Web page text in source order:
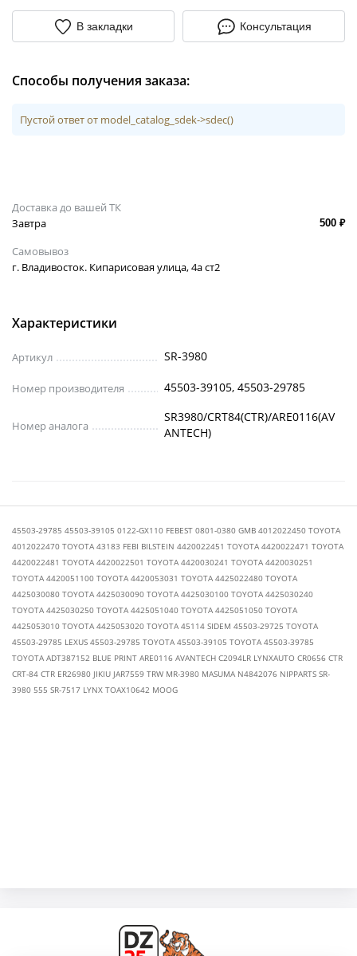
В закладки Консультация
Способы получения заказа:
Пустой ответ от model_catalog_sdek->sdec()
Доставка до вашей ТК
Завтра
500 ₽
Самовывоз
г. Владивосток. Кипарисовая улица, 4а ст2
Характеристики
Артикул SR-3980
Номер производителя 45503-39105, 45503-29785
Номер аналога
SR3980/CRT84(CTR)/ARE0116(AV
ANTECH)
45503-29785 45503-39105 0122-GX110 FEBEST 0801-0380 GMB 4012022450 TOYOTA
4012022470 TOYOTA 43183 FEBI BILSTEIN 4420022451 TOYOTA 4420022471 TOYOTA
4420022481 TOYOTA 4420022501 TOYOTA 4420030241 TOYOTA 4420030251
TOYOTA 4420051100 TOYOTA 4420053031 TOYOTA 4425022480 TOYOTA
4425030080 TOYOTA 4425030090 TOYOTA 4425030100 TOYOTA 4425030240
TOYOTA 4425030250 TOYOTA 4425051040 TOYOTA 4425051050 TOYOTA
4425053010 TOYOTA 4425053020 TOYOTA 45114 SIDEM 45503-29725 TOYOTA
45503-29785 LEXUS 45503-29785 TOYOTA 45503-39105 TOYOTA 45503-39785
TOYOTA ADT387152 BLUE PRINT ARE0116 AVANTECH C2094LR LYNXAUTO CR0656 CTR
CRT-84 CTR ER26980 JIKIU JAR7559 TRW MR-3980 MASUMA N4842076 NIPPARTS SR-
3980 555 SR-7517 LYNX TOAX10642 MOOG